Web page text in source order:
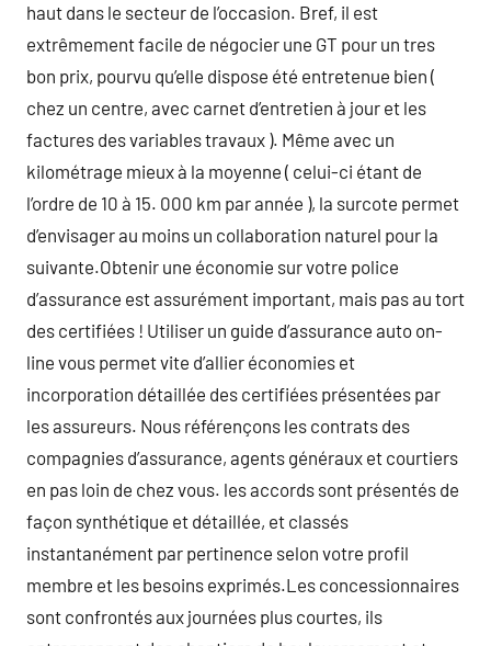
haut dans le secteur de l’occasion. Bref, il est
extrêmement facile de négocier une GT pour un tres
bon prix, pourvu qu’elle dispose été entretenue bien (
chez un centre, avec carnet d’entretien à jour et les
factures des variables travaux ). Même avec un
kilométrage mieux à la moyenne ( celui-ci étant de
l’ordre de 10 à 15. 000 km par année ), la surcote permet
d’envisager au moins un collaboration naturel pour la
suivante.Obtenir une économie sur votre police
d’assurance est assurément important, mais pas au tort
des certifiées ! Utiliser un guide d’assurance auto on-
line vous permet vite d’allier économies et
incorporation détaillée des certifiées présentées par
les assureurs. Nous référençons les contrats des
compagnies d’assurance, agents généraux et courtiers
en pas loin de chez vous. les accords sont présentés de
façon synthétique et détaillée, et classés
instantanément par pertinence selon votre profil
membre et les besoins exprimés.Les concessionnaires
sont confrontés aux journées plus courtes, ils